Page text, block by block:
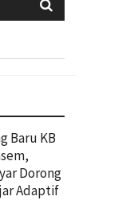
Baru KB
Dorong
Adaptif